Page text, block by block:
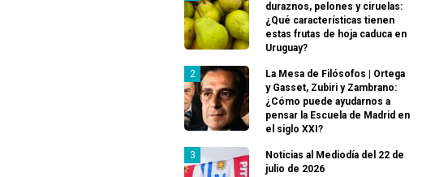
duraznos, pelones y ciruelas:
¿Qué características tienen
estas frutas de hoja caduca en
Uruguay?
La Mesa de Filósofos | Ortega
y Gasset, Zubiri y Zambrano:
¿Cómo puede ayudarnos a
pensar la Escuela de Madrid en
el siglo XXI?
Noticias al Mediodía del 22 de
julio de 2026